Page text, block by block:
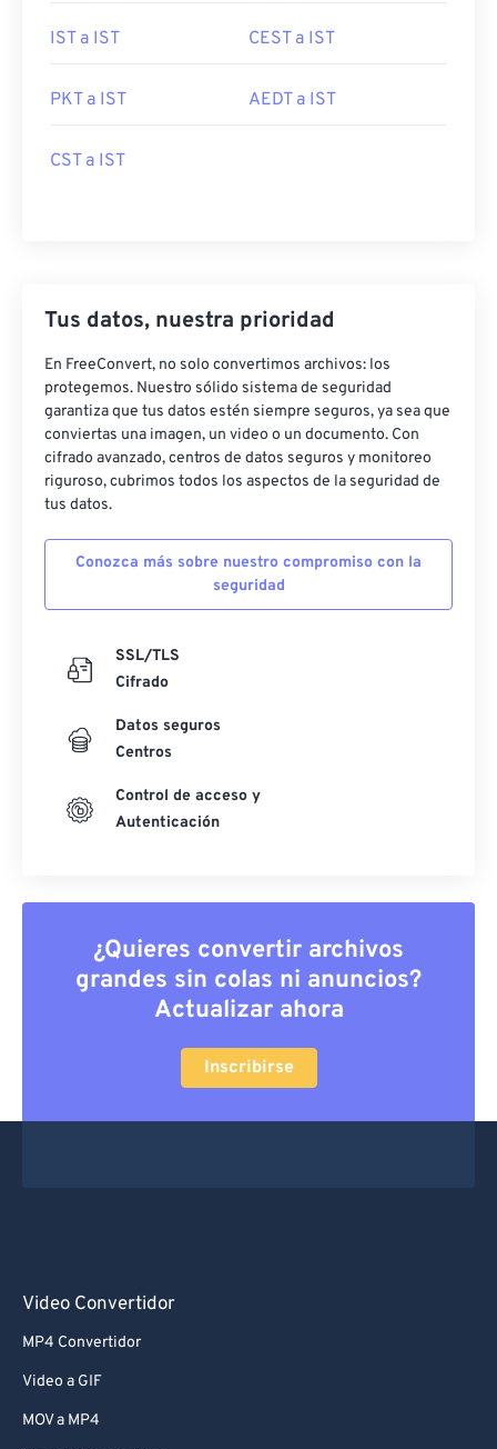
IST a IST CEST a IST
PKT a IST AEDT a IST
CST a IST
Tus datos, nuestra prioridad
En FreeConvert, no solo convertimos archivos: los
protegemos. Nuestro sólido sistema de seguridad
garantiza que tus datos estén siempre seguros, ya sea que
conviertas una imagen, un video o un documento. Con
cifrado avanzado, centros de datos seguros y monitoreo
riguroso, cubrimos todos los aspectos de la seguridad de
tus datos.
Conozca más sobre nuestro compromiso con la
seguridad
SSL/TLS
Cifrado
Datos seguros
Centros
Control de acceso y
Autenticación
¿Quieres convertir archivos
grandes sin colas ni anuncios?
Actualizar ahora
Inscribirse
Video Convertidor
MP4 Convertidor
Video a GIF
MOV a MP4